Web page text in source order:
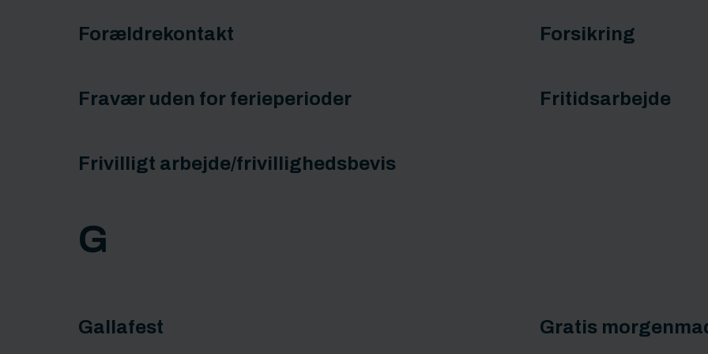
Forældrekontakt Forsikring
Fravær uden for ferieperioder Fritidsarbejde
Frivilligt arbejde/frivillighedsbevis
G
Gallafest Gratis